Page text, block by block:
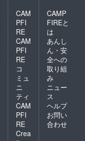
よって
異なり
ます。
（例え
ばこど
も向け
の体験
イベン
トにつ
いては
対応が
難しい
かと思
いま
す。）
詳細に
券は、
当団体
主催イ
ベント
につい
てはす
べて適
用可と
なって
いま
す。
・ イ
ベント
券は当
日の参
加費と
人向け5
回程
度・こ
ども向
け10回
の実績
があり
ます。
決まり
次第
ホーム
ページ
にて告
知をさ
せてい
ただき
治市、
四国中
央市、
西条
市、西
予市、
宇和島
市 【過
去の実
施例：
愛媛県
外】山
口県、
沖縄県
・ 日
程はま
を楽し
く学び
あう体
験イベ
ント
や、中
高生に
よる小
学生向
けの
ワーク
ショッ
プ講座
となり
ます。
・ 開
未満・
高校生
を含
む）は
500円と
なって
いま
す。
・ 大
人向け
のイベ
ント
は、シ
ティズ
ンシッ
プ（主
CAM
PFI
RE
CAM
PFI
RE
コ
ミュ
ニ
ティ
CAM
PFI
RE
Crea
CAMP
FIREと
は
あんし
ん・安
全への
取り組
み
ニュー
ス
ヘルプ
お問い
合わせ